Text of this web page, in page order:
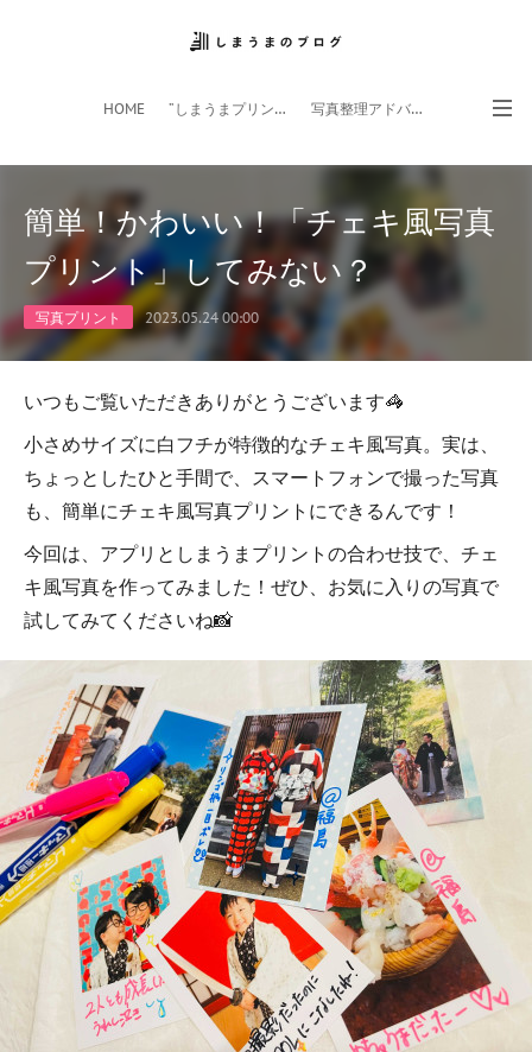
HOME ”しまうまプリント”サイト 写真整理アドバイザー
スマホアプリ
簡単！かわいい！「チェキ風写真
プリント」してみない？
写真プリント 2023.05.24 00:00
いつもご覧いただきありがとうございます🦓
小さめサイズに白フチが特徴的なチェキ風写真。実は、
ちょっとしたひと手間で、スマートフォンで撮った写真
も、簡単にチェキ風写真プリントにできるんです！
今回は、アプリとしまうまプリントの合わせ技で、チェ
キ風写真を作ってみました！ぜひ、お気に入りの写真で
試してみてくださいね📸